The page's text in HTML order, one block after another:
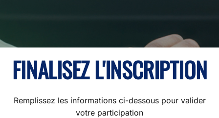
FINALISEZ L'INSCRIPTION
Remplissez les informations ci-dessous pour valider
votre participation